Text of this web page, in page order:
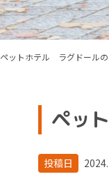
ペットホテル ラグドール
ペッ
投稿日